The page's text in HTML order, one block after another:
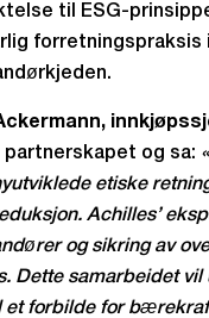
til ESG-
og sa:
etiske
Achilles’
og sikring av
Dette samarbeidet
et forbilde for